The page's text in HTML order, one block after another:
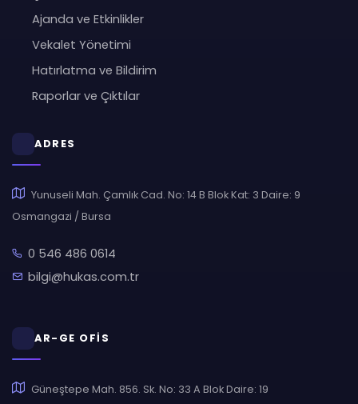
Ajanda ve Etkinlikler
Vekalet Yönetimi
Hatırlatma ve Bildirim
Raporlar ve Çıktılar
ADRES
Yunuseli Mah. Çamlık Cad. No: 14 B Blok Kat: 3 Daire: 9
Osmangazi / Bursa
0 546 486 0614
bilgi@hukas.com.tr
AR-GE OFİS
Güneştepe Mah. 856. Sk. No: 33 A Blok Daire: 19